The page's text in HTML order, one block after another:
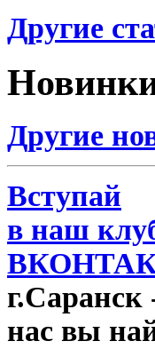
Другие
Другие
Вступай
в наш
г.Саранск
нас вы